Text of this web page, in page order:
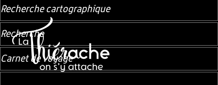
Recherche cartographique
Recherche
Carnet de voyage